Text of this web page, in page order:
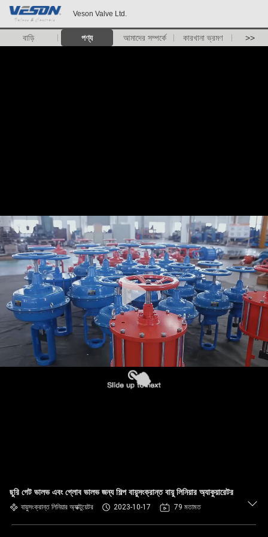
Veson Valve Ltd.
বাড়ি পণ্য আমাদের সম্পর্কে কারখানা ভ্রমণ >>
ছুরি গেট ভালভ এবং গ্লোব ভালভ জন্য শিল্প বায়ুসংক্রান্ত বায়ু লিনিয়ার অ্যাকুয়ারেটর
বায়ুসংক্রান্ত লিনিয়ার অ্যাক্টুয়েটর 2023-10-17 79 মতামত